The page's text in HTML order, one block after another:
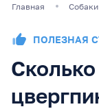
Главная Собаки
ПОЛЕЗНАЯ